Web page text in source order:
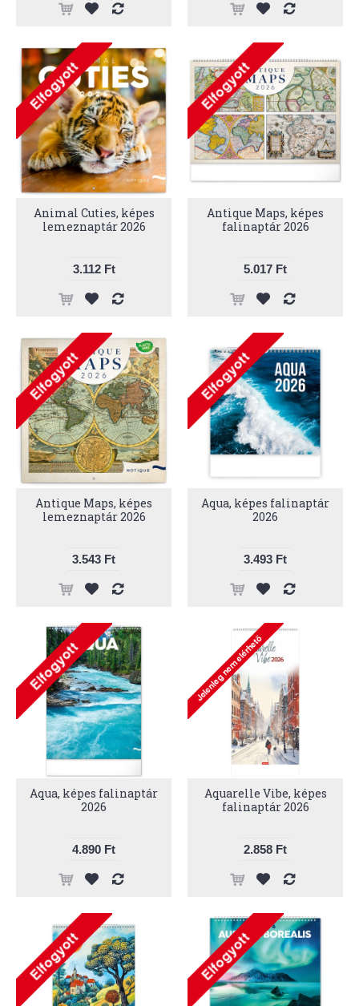
Animal Cuties, képes
lemeznaptár 2026
3.112 Ft
Antique Maps, képes
falinaptár 2026
5.017 Ft
Antique Maps, képes
lemeznaptár 2026
3.543 Ft
Aqua, képes falinaptár
2026
3.493 Ft
Aqua, képes falinaptár
2026
4.890 Ft
Aquarelle Vibe, képes
falinaptár 2026
2.858 Ft